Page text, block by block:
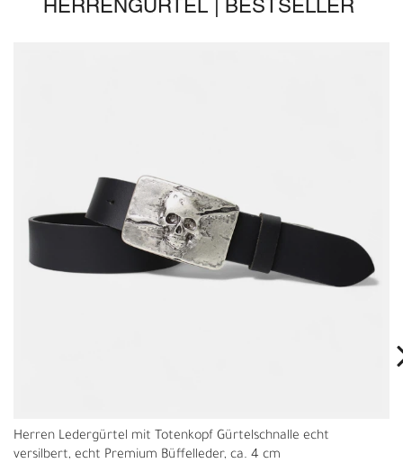
HERRENGÜRTEL | BESTSELLER
Herren Ledergürtel mit Totenkopf Gürtelschnalle echt
versilbert, echt Premium Büffelleder, ca. 4 cm